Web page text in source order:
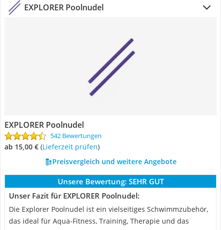
EXPLORER Poolnudel
EXPLORER Poolnudel
542 Bewertungen
ab 15,00 € (Lieferzeit prüfen)
Preisvergleich und weitere Angebote
Unsere Bewertung: SEHR GUT
Unser Fazit für EXPLORER Poolnudel:
Die Explorer Poolnudel ist ein vielseitiges Schwimmzubehör,
das ideal für Aqua-Fitness, Training, Therapie und das